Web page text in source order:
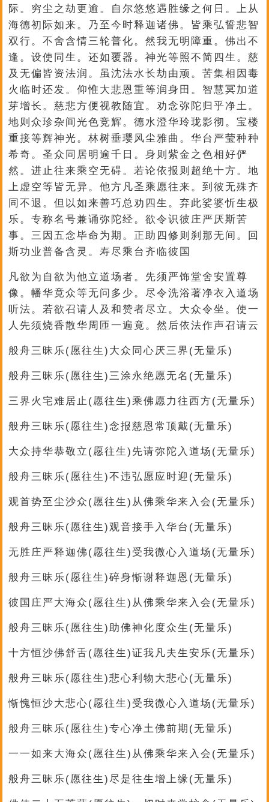
际。穷尘之劫更逾。自尔悠悠遇胜缘之何日。上从
海德初际如来。乃至今时释迦诸佛。皆乘弘誓悲智
双行。不舍含情三轮普化。然我无明障重。佛出不
逢。设使同生。还如覆器。神光等照不简四生。慈
及无偏皆资法润。虽沈法水长劫由顽。苦集相因毒
火临时还发。仰惟大悲恩重等润身田。智慧冥加道
芽增长。慈悲方便视教随宜。劝念弥陀归乎净土。
地则众珍杂间光色竞辉。德水澄华玲珑影彻。宝楼
重接等辉神光。林树垂璎风尘雅曲。华台严莹种种
希奇。圣众同居明逾千日。身则紫金之色相好俨
然。进止往来乘空无碍。若论依报则超绝十方。地
上虚空等皆无异。他方凡圣乘愿往来。到彼无殊齐
同不退。但以如来善巧总劝四生。弃此娑婆忻生极
乐。专称名号兼诵弥陀经。欲令识彼庄严厌斯苦
事。三因五念毕命为期。正助四修则刹那无间。回
斯功业普备含灵。寿尽乘台齐临彼国
凡欲为自欲为他立道场者。先须严饰堂舍安置尊
像。幡华竟众等无问多少。尽令洗浴著净衣入道场
听法。若欲召请人及和赞者尽立。大众令坐。使一
人先须烧香散华周匝一遍竟。然后依法作声召请云
般舟三昧乐(愿往生)大众同心厌三界(无量乐)
般舟三昧乐(愿往生)三涂永绝愿无名(无量乐)
三界火宅难居止(愿往生)乘佛愿力往西方(无量乐)
般舟三昧乐(愿往生)念报慈恩常顶戴(无量乐)
大众持华恭敬立(愿往生)先请弥陀入道场(无量乐)
般舟三昧乐(愿往生)不违弘愿应时迎(无量乐)
观首势至尘沙众(愿往生)从佛乘华来入会(无量乐)
般舟三昧乐(愿往生)观音接手入华台(无量乐)
无胜庄严释迦佛(愿往生)受我微心入道场(无量乐)
般舟三昧乐(愿往生)碎身惭谢释迦恩(无量乐)
彼国庄严大海众(愿往生)从佛乘华来入会(无量乐)
般舟三昧乐(愿往生)助佛神化度众生(无量乐)
十方恒沙佛舒舌(愿往生)证我凡夫生安乐(无量乐)
般舟三昧乐(愿往生)悲心利物大悲心(无量乐)
惭愧恒沙大悲心(愿往生)受我微心入道场(无量乐)
般舟三昧乐(愿往生)专心净土佛前期(无量乐)
一一如来大海众(愿往生)从佛乘华来入会(无量乐)
般舟三昧乐(愿往生)尽是往生增上缘(无量乐)